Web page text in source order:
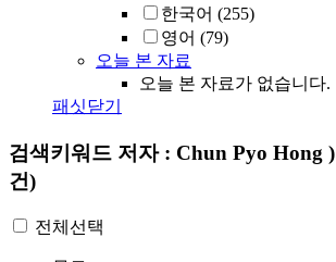
한국어 (255)
영어 (79)
오늘 본 자료
오늘 본 자료가 없습니다.
패싯닫기
검색키워드 저자 : Chun Pyo Hong )
건)
전체선택